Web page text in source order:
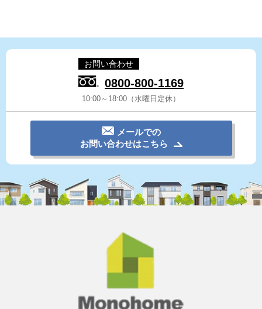
お問い合わせ
0800-800-1169
10:00～18:00（水曜日定休）
メールでの
お問い合わせはこちら